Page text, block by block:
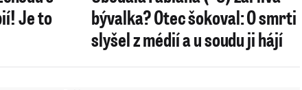
Je to
bývalka? Otec šokoval: O smrti
slyšel z médií a u soudu ji hájí